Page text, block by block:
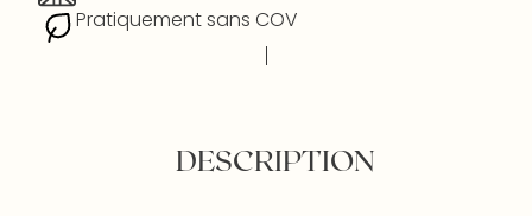
Pratiquement sans COV
DESCRIPTION